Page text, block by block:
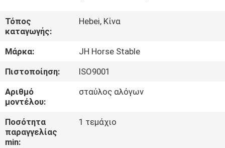
ΕΜΕΊΣ
ΓΎΡΟΣ
ΕΡΓΟΣΤΑΣΊΩΝ
ΠΟΙΟΤΙΚΌΣ
ΈΛΕΓΧΟΣ
Τόπος
καταγωγής:
Hebei, Κίνα
Μάρκα:
JH Horse Stable
Πιστοποίηση:
ISO9001
Αριθμό
μοντέλου:
σταύλος αλόγων
Ποσότητα
παραγγελίας
min:
1 τεμάχιο